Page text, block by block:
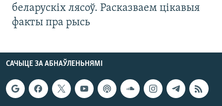
беларускіх лясоў. Расказваем цікавыя
факты пра рысь
САЧЫЦЕ ЗА АБНАЎЛЕНЬНЯМІ